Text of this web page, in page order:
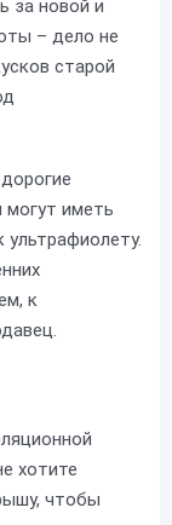
за новой и
– дело не
старой
могут иметь
ультрафиолету.
к
хотите
чтобы